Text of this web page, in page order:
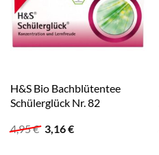
H&S Bio Bachblütentee
Schülerglück Nr. 82
4,95€ Ursprünglicher
Preis
3,16€Aktueller